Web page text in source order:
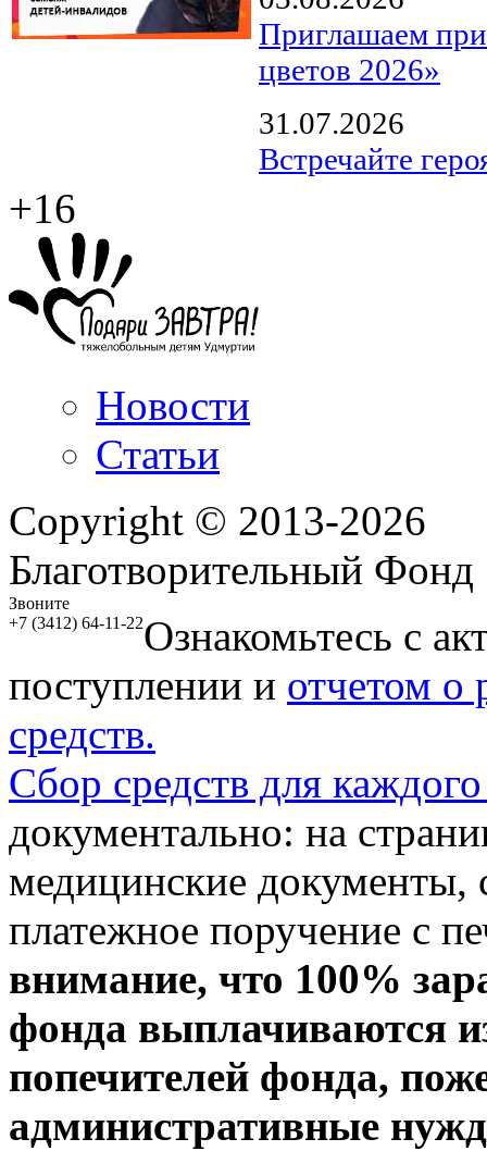
Приглашаем
цветов 2026»
31.07.2026
Встречайте
+16
Новости
Статьи
Copyright © 2013-2026
Благотворительный
Звоните
+7 (3412) 64-11-22Ознакомьтесь с
поступлении и отчетом о
средств.
Сбор средств для
документально: на
медицинские документы,
платежное поручение с
внимание, что 100%
фонда выплачиваются
попечителей фонда,
административные